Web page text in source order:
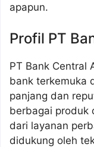
apapun.
Profil PT
PT Bank Central
bank terkemuka
panjang dan
berbagai produk
dari layanan
didukung oleh